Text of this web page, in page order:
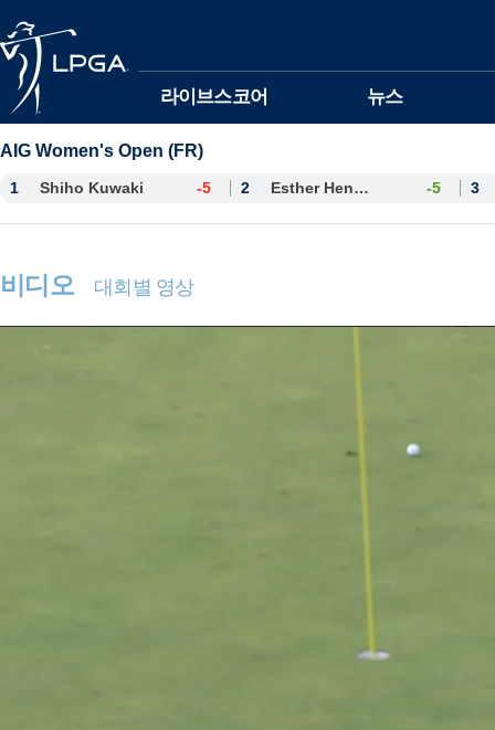
라이브스코어 뉴스
AIG Women's Open (FR)
1 Shiho Kuwaki -5 2 Esther Henseleit -5 3
비디오 대회별 영상